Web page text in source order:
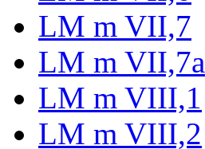
LM m VII,7
LM m VII,7a
LM m VIII,1
LM m VIII,2